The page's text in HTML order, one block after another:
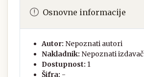
Osnovne informacije
Autor: Nepoznati autori
Nakladnik: Nepoznati izdavač
Dostupnost: 1
Šifra: -